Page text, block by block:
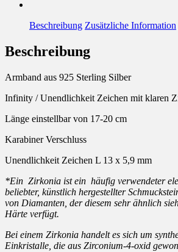
Beschreibung Zusätzliche Information
Beschreibung
Armband aus 925 Sterling Silber
Infinity / Unendlichkeit Zeichen mit klaren
Länge einstellbar von 17-20 cm
Karabiner Verschluss
Unendlichkeit Zeichen L 13 x 5,9 mm
*Ein Zirkonia ist ein häufig verwendeter
beliebter, künstlich hergestellter
von Diamanten, der diesem sehr ähnlich
Härte verfügt.
Bei einem Zirkonia handelt es sich um
Einkristalle, die aus Zirconium-4-oxid